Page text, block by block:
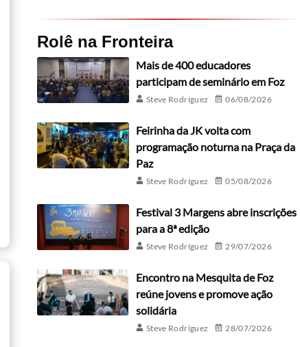
Rolê na Fronteira
Mais de 400 educadores
participam de seminário em Foz
Steve Rodríguez 06/08/2026
Feirinha da JK volta com
programação noturna na Praça da
Paz
Steve Rodríguez 05/08/2026
Festival 3 Margens abre inscrições
para a 8ª edição
Steve Rodríguez 29/07/2026
Encontro na Mesquita de Foz
reúne jovens e promove ação
solidária
Steve Rodríguez 28/07/2026